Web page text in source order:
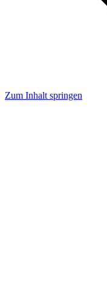
Zum Inhalt springen